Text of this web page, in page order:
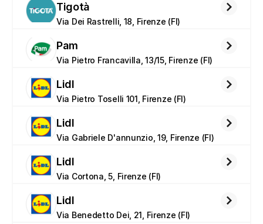
Tigotà
Via Dei Rastrelli, 18, Firenze (FI)
Pam
Via Pietro Francavilla, 13/15, Firenze (FI)
Lidl
Via Pietro Toselli 101, Firenze (FI)
Lidl
Via Gabriele D'annunzio, 19, Firenze (FI)
Lidl
Via Cortona, 5, Firenze (FI)
Lidl
Via Benedetto Dei, 21, Firenze (FI)